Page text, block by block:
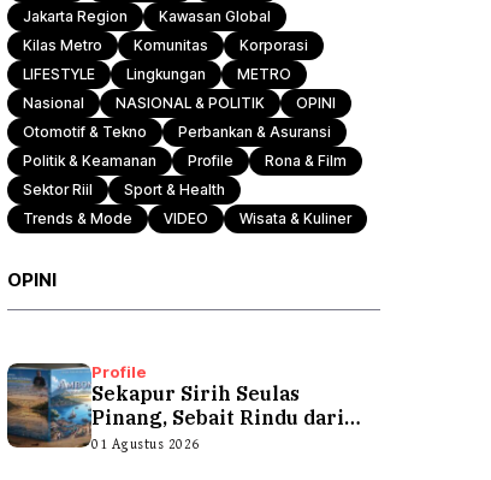
Jakarta Region
Kawasan Global
Kilas Metro
Komunitas
Korporasi
LIFESTYLE
Lingkungan
METRO
Nasional
NASIONAL & POLITIK
OPINI
Otomotif & Tekno
Perbankan & Asuransi
Politik & Keamanan
Profile
Rona & Film
Sektor Riil
Sport & Health
Trends & Mode
VIDEO Wisata & Kuliner
OPINI
Profile
Sekapur Sirih Seulas
Pinang, Sebait Rindu dari
Tepian Teluk
01 Agustus 2026